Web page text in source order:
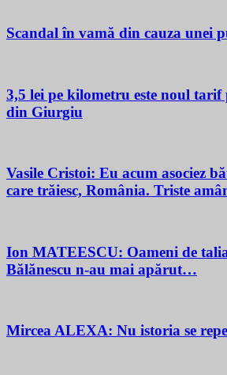
Scandal în vamă din cauza unei
3,5 lei pe kilometru este noul
din Giurgiu
Vasile Cristoi: Eu acum asociez
care trăiesc, România. Triste
Ion MATEESCU: Oameni de
Bălănescu n-au mai apărut…
Mircea ALEXA: Nu istoria se